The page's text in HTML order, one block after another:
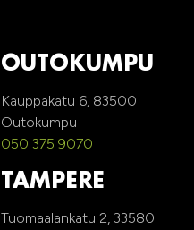
OUTOKUMPU
Kauppakatu 6, 83500
Outokumpu
050 375 9070
TAMPERE
Tuomaalankatu 2, 33580